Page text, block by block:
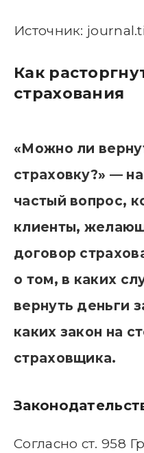
Источник:
​Как
страхования
«Можно ли
страховку?» —
частый вопрос,
клиенты,
договор
о том, в каких
вернуть деньги
каких закон на
страховщика.
Согласно ст. 958